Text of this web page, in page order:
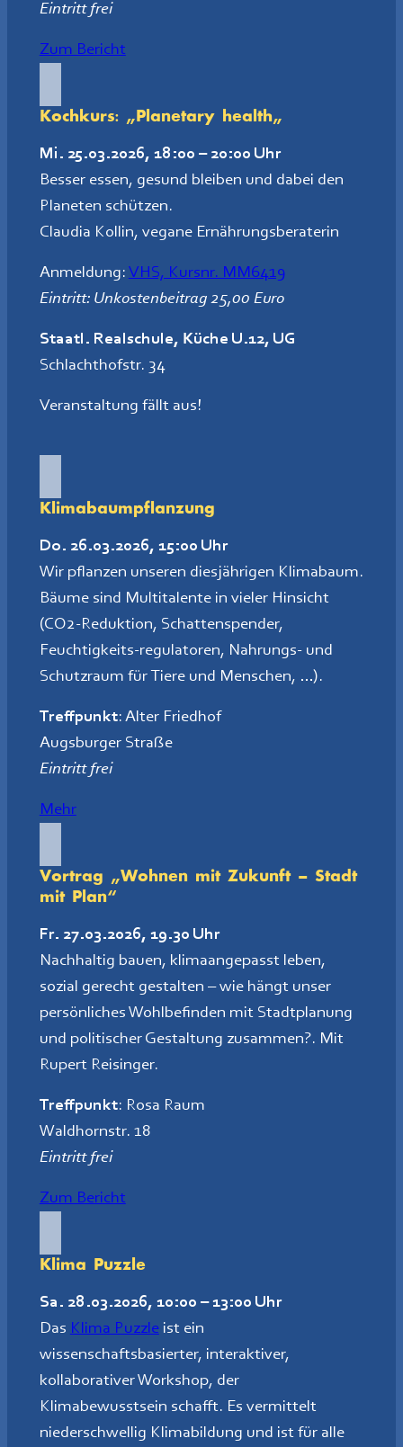
Eintritt frei
Zum Bericht
Kochkurs: „ Planetary health„
Mi. 25.03.2026, 18:00 – 20:00 Uhr
Besser essen, gesund bleiben und dabei den
Planeten schützen.
Claudia Kollin, vegane Ernährungsberaterin
Anmeldung: VHS, Kursnr. MM6419
Eintritt: Unkostenbeitrag 25,00 Euro
Staatl. Realschule, Küche U.12, UG
Schlachthofstr. 34
Veranstaltung fällt aus!
Klimabaumpflanzung
Do. 26.03.2026, 15:00 Uhr
Wir pflanzen unseren diesjährigen Klimabaum.
Bäume sind Multitalente in vieler Hinsicht
(CO2-Reduktion, Schattenspender,
Feuchtigkeits-regulatoren, Nahrungs- und
Schutzraum für Tiere und Menschen, …).
Treffpunkt: Alter Friedhof
Augsburger Straße
Eintritt frei
Mehr
Vortrag „Wohnen mit Zukunft – Stadt
mit Plan“
Fr. 27.03.2026, 19.30 Uhr
Nachhaltig bauen, klimaangepasst leben,
sozial gerecht gestalten – wie hängt unser
persönliches Wohlbefinden mit Stadtplanung
und politischer Gestaltung zusammen?. Mit
Rupert Reisinger.
Treffpunkt: Rosa Raum
Waldhornstr. 18
Eintritt frei
Zum Bericht
Klima Puzzle
Sa. 28.03.2026, 10:00 – 13:00 Uhr
Das Klima Puzzleist ein
wissenschaftsbasierter, interaktiver,
kollaborativer Workshop, der
Klimabewusstsein schafft. Es vermittelt
niederschwellig Klimabildung und ist für alle